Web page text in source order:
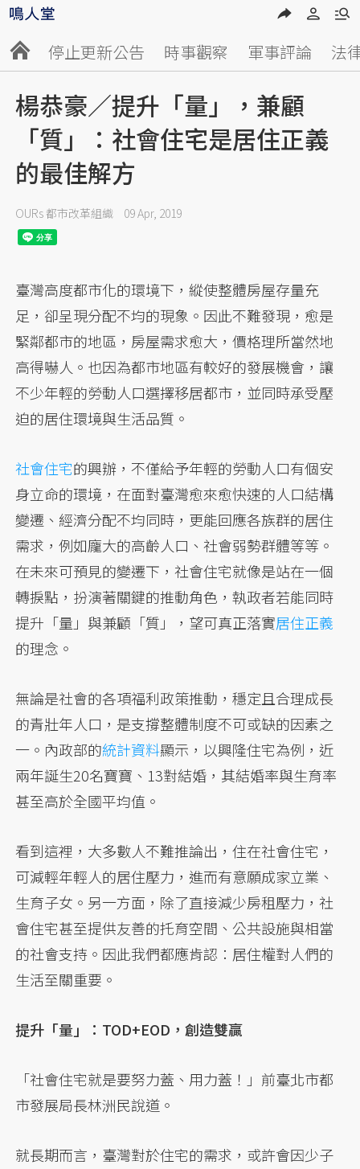
停止更新公告 時事觀察 軍事評論 法
楊恭豪／提升「量」，兼顧
「質」：社會住宅是居住正義
的最佳解方
OURs 都市改革組織 09 Apr, 2019
臺灣高度都市化的環境下，縱使整體房屋存量充
足，卻呈現分配不均的現象。因此不難發現，愈是
緊鄰都市的地區，房屋需求愈大，價格理所當然地
高得嚇人。也因為都市地區有較好的發展機會，讓
不少年輕的勞動人口選擇移居都市，並同時承受壓
迫的居住環境與生活品質。
社會住宅的興辦，不僅給予年輕的勞動人口有個安
身立命的環境，在面對臺灣愈來愈快速的人口結構
變遷、經濟分配不均同時，更能回應各族群的居住
需求，例如龐大的高齡人口、社會弱勢群體等等。
在未來可預見的變遷下，社會住宅就像是站在一個
轉捩點，扮演著關鍵的推動角色，執政者若能同時
提升「量」與兼顧「質」，望可真正落實居住正義
的理念。
無論是社會的各項福利政策推動，穩定且合理成長
的青壯年人口，是支撐整體制度不可或缺的因素之
一。內政部的統計資料顯示，以興隆住宅為例，近
兩年誕生20名寶寶、13對結婚，其結婚率與生育率
甚至高於全國平均值。
看到這裡，大多數人不難推論出，住在社會住宅，
可減輕年輕人的居住壓力，進而有意願成家立業、
生育子女。另一方面，除了直接減少房租壓力，社
會住宅甚至提供友善的托育空間、公共設施與相當
的社會支持。因此我們都應肯認：居住權對人們的
生活至關重要。
提升「量」：TOD+EOD，創造雙贏
「社會住宅就是要努力蓋、用力蓋！」前臺北市都
市發展局長林洲民說道。
就長期而言，臺灣對於住宅的需求，或許會因少子